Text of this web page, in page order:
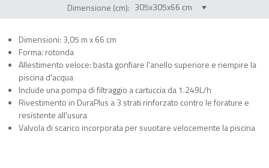
Dimensione (cm):
Dimensioni: 3,05 m x 66 cm
Forma: rotonda
Allestimento veloce: basta gonfiare l'anello superiore e riempire la
piscina d'acqua
Include una pompa di filtraggio a cartuccia da 1.249L/h
Rivestimento in DuraPlus a 3 strati rinforzato contro le forature e
resistente all'usura
Valvola di scarico incorporata per svuotare velocemente la piscina